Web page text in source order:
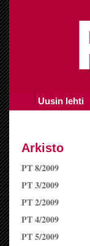
Uusin lehti
Arkisto
PT 8/2009
PT 3/2009
PT 2/2009
PT 4/2009
PT 5/2009